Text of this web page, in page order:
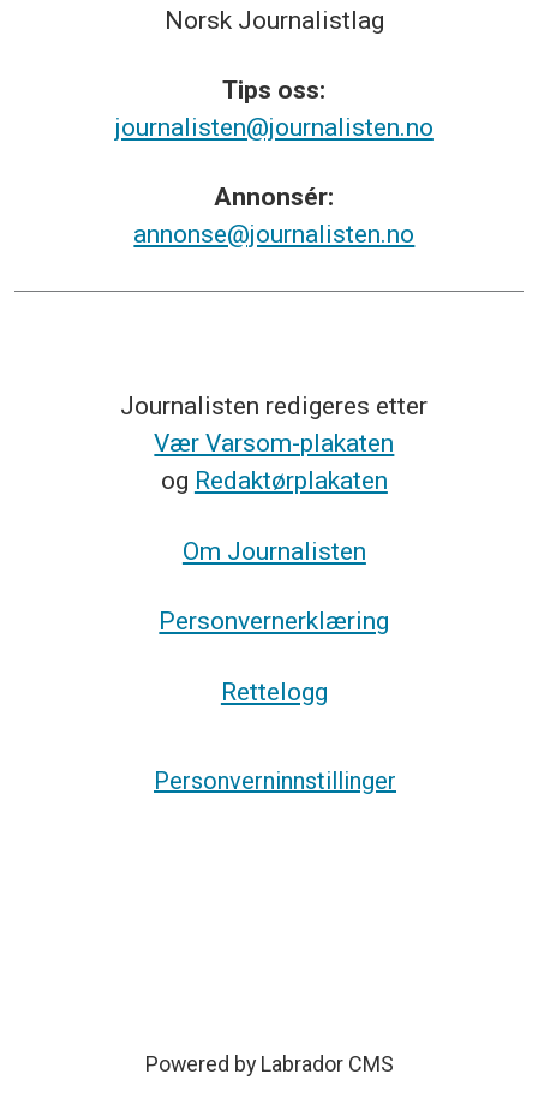
Norsk Journalistlag
Tips oss:
journalisten@journalisten.no
Annonsér:
annonse@journalisten.no
Journalisten redigeres etter
Vær Varsom-plakaten
og Redaktørplakaten
Om Journalisten
Personvernerklæring
Rettelogg
Personverninnstillinger
Powered by Labrador CMS